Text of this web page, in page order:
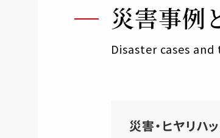
災害事例
Disaster cases
災害・ヒヤリハ